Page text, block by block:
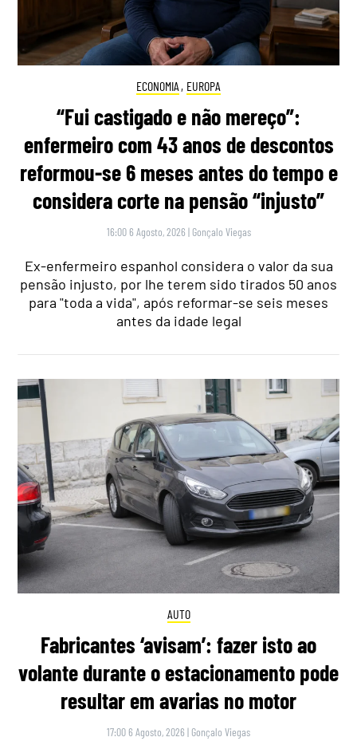
ECONOMIA , EUROPA
“Fui castigado e não mereço”:
enfermeiro com 43 anos de descontos
reformou-se 6 meses antes do tempo e
considera corte na pensão “injusto”
16:00 6 Agosto, 2026 | Gonçalo Viegas
Ex-enfermeiro espanhol considera o valor da sua
pensão injusto, por lhe terem sido tirados 50 anos
para "toda a vida", após reformar-se seis meses
antes da idade legal
AUTO
Fabricantes ‘avisam’: fazer isto ao
volante durante o estacionamento pode
resultar em avarias no motor
17:00 6 Agosto, 2026 | Gonçalo Viegas